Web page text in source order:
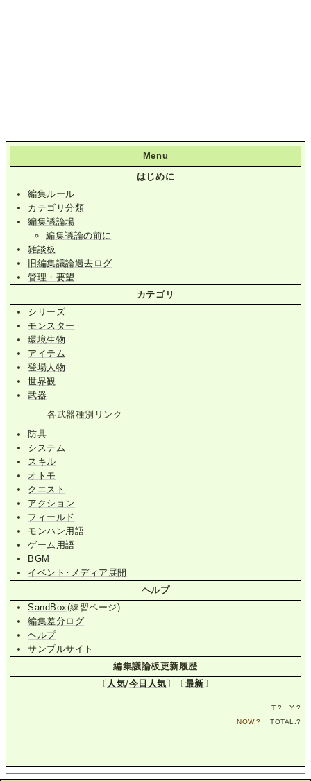
Menu
はじめに
編集ルール
カテゴリ分類
編集議論場
編集議論の前に
雑談板
旧編集議論過去ログ
管理・要望
カテゴリ
シリーズ
モンスター
環境生物
アイテム
登場人物
世界観
武器
各武器種別リンク
防具
システム
スキル
オトモ
クエスト
アクション
フィールド
モンハン用語
ゲーム用語
BGM
イベント･メディア展開
ヘルプ
SandBox(練習ページ)
編集差分ログ
ヘルプ
サンプルサイト
編集議論板更新履歴
〔 人気/今日人気 〕〔 最新 〕
T.? Y.?
NOW.? TOTAL.?